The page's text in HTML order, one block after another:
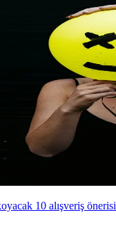
10 alışveriş önerisi